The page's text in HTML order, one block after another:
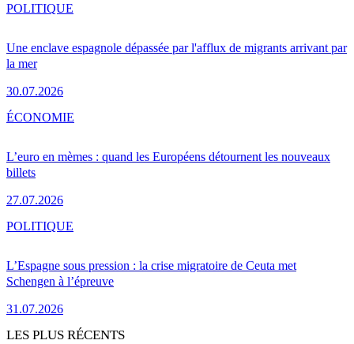
Une enclave espagnole dépassée par l'afflux de migrants arrivant par
la mer
30.07.2026
POLITIQUE
L’euro en mèmes : quand les Européens détournent les nouveaux
billets
27.07.2026
ÉCONOMIE
L’Espagne sous pression : la crise migratoire de Ceuta met
Schengen à l’épreuve
31.07.2026
POLITIQUE
LES PLUS RÉCENTS